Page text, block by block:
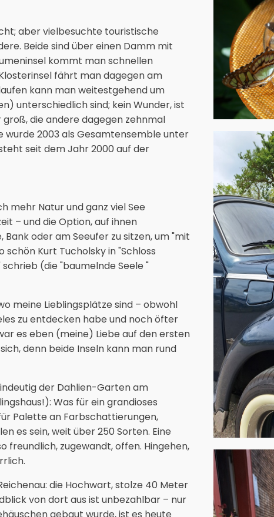
aber vielbesuchte touristische
Beide sind über einen Damm mit
kommt man schnellen
fährt man dagegen am
kann man weitestgehend um
unterschiedlich sind; kein Wunder, ist
die andere dagegen zehnmal
wurde 2003 als Gesamtensemble unter
seit dem Jahr 2000 auf der
mehr Natur und ganz viel See
– und die Option, auf ihnen
oder am Seeufer zu sitzen, um "mit
schön Kurt Tucholsky in "Schloss
(die "baumelnde Seele "
meine Lieblingsplätze sind – obwohl
zu entdecken habe und noch öfter
es eben (meine) Liebe auf den ersten
denn beide Inseln kann man rund
der Dahlien-Garten am
Was für ein grandioses
Palette an Farbschattierungen,
es sein, weit über 250 Sorten. Eine
freundlich, zugewandt, offen. Hingehen,
die Hochwart, stolze 40 Meter
von dort aus ist unbezahlbar – nur